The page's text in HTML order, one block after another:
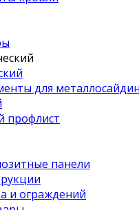
для
профлист
панели
и ограждений